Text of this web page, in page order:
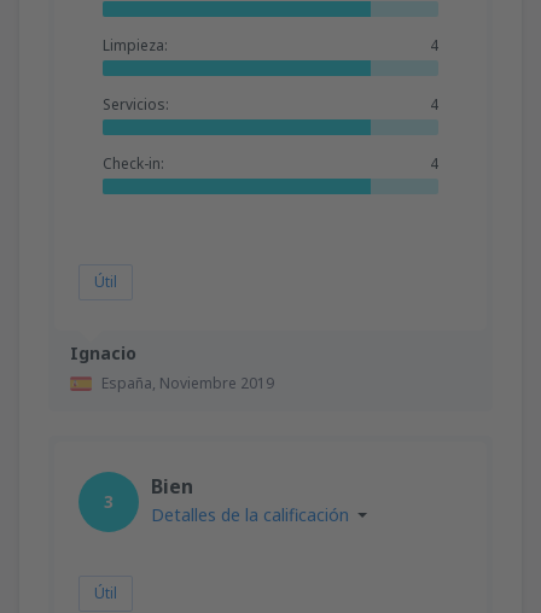
Ignacio
España, Noviembre 2019
Limpieza: 4
Servicios: 4
Check-in: 4
Útil
3
Bien
Detalles de la calificación
Útil